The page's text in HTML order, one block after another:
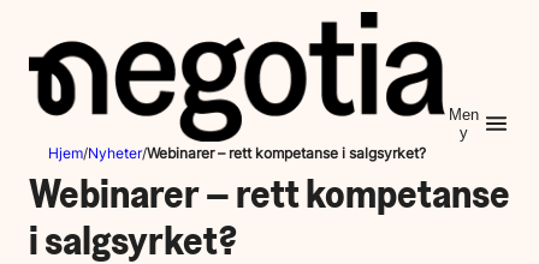
innhold
Men
y
Hjem/Nyheter/Webinarer – rett kompetanse i salgsyrket?
Webinarer – rett kompetanse
i salgsyrket?